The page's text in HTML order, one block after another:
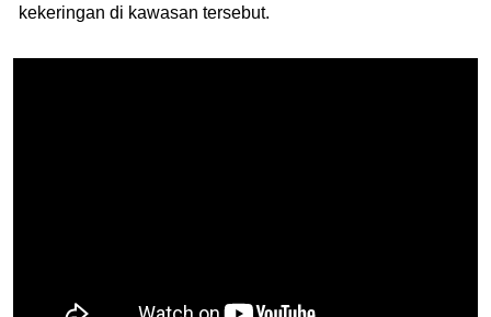
kekeringan di kawasan tersebut.